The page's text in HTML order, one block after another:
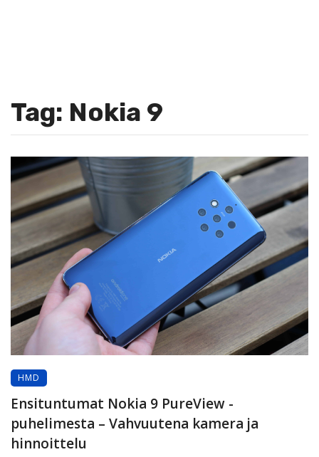
Tag: Nokia 9
HMD
Ensituntumat Nokia 9 PureView -
puhelimesta – Vahvuutena kamera ja
hinnoittelu